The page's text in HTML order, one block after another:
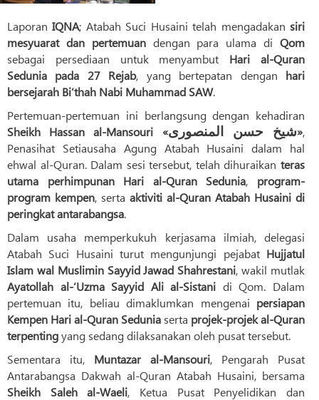
LaporanIQNA; Atabah Suci Husaini telah mengadakansiri
mesyuarat dan pertemuandengan para ulama diQom
sebagai persediaan untuk menyambut Hari al-Quran
Sedunia pada 27 Rejab, yang bertepatan dengan hari
bersejarah Bi‘thah Nabi Muhammad SAW.
Pertemuan-pertemuan ini berlangsung dengan kehadiran
Sheikh Hassan al-Mansouri «شیخ حسن المنصوری»,
Penasihat Setiausaha Agung Atabah Husaini dalam hal
ehwal al-Quran. Dalam sesi tersebut, telah dihuraikan teras
utama perhimpunan Hari al-Quran Sedunia, program-
program kempen, serta aktiviti al-Quran Atabah Husaini di
peringkat antarabangsa.
Dalam usaha memperkukuh kerjasama ilmiah, delegasi
Atabah Suci Husaini turut mengunjungi pejabat Hujjatul
Islam wal Muslimin Sayyid Jawad Shahrestani, wakil mutlak
Ayatollah al-‘Uzma Sayyid Ali al-Sistani di Qom. Dalam
pertemuan itu, beliau dimaklumkan mengenai persiapan
Kempen Hari al-Quran Seduniaserta projek-projek al-Quran
terpentingyang sedang dilaksanakan oleh pusat tersebut.
Sementara itu, Muntazar al-Mansouri, Pengarah Pusat
Antarabangsa Dakwah al-Quran Atabah Husaini, bersama
Sheikh Saleh al-Waeli, Ketua Pusat Penyelidikan dan